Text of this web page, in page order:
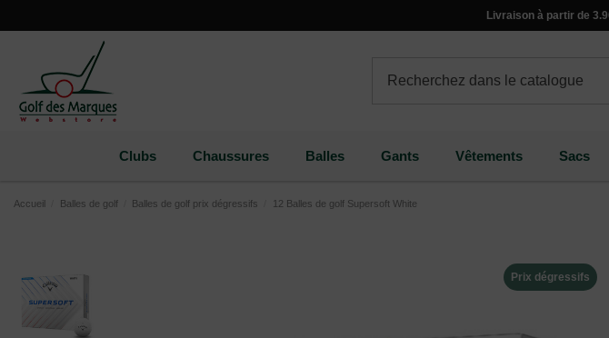
Livraison à partir de
Clubs Chaussures Balles Gants Vêtements Sacs
Accueil Balles de golf Balles de golf prix dégressifs 12 Balles de golf Supersoft White
Prix dégressifs